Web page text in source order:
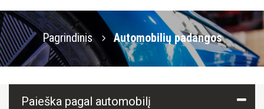
Pagrindinis Automobilių padangos
Paieška pagal automobilį